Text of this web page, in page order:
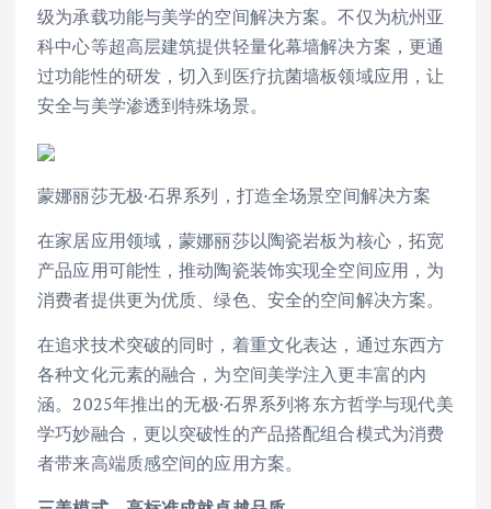
级为承载功能与美学的空间解决方案。不仅为杭州亚
科中心等超高层建筑提供轻量化幕墙解决方案，更通
过功能性的研发，切入到医疗抗菌墙板领域应用，让
安全与美学渗透到特殊场景。
蒙娜丽莎无极·石界系列，打造全场景空间解决方案
在家居应用领域，蒙娜丽莎以陶瓷岩板为核心，拓宽
产品应用可能性，推动陶瓷装饰实现全空间应用，为
消费者提供更为优质、绿色、安全的空间解决方案。
在追求技术突破的同时，着重文化表达，通过东西方
各种文化元素的融合，为空间美学注入更丰富的内
涵。2025年推出的无极·石界系列将东方哲学与现代美
学巧妙融合，更以突破性的产品搭配组合模式为消费
者带来高端质感空间的应用方案。